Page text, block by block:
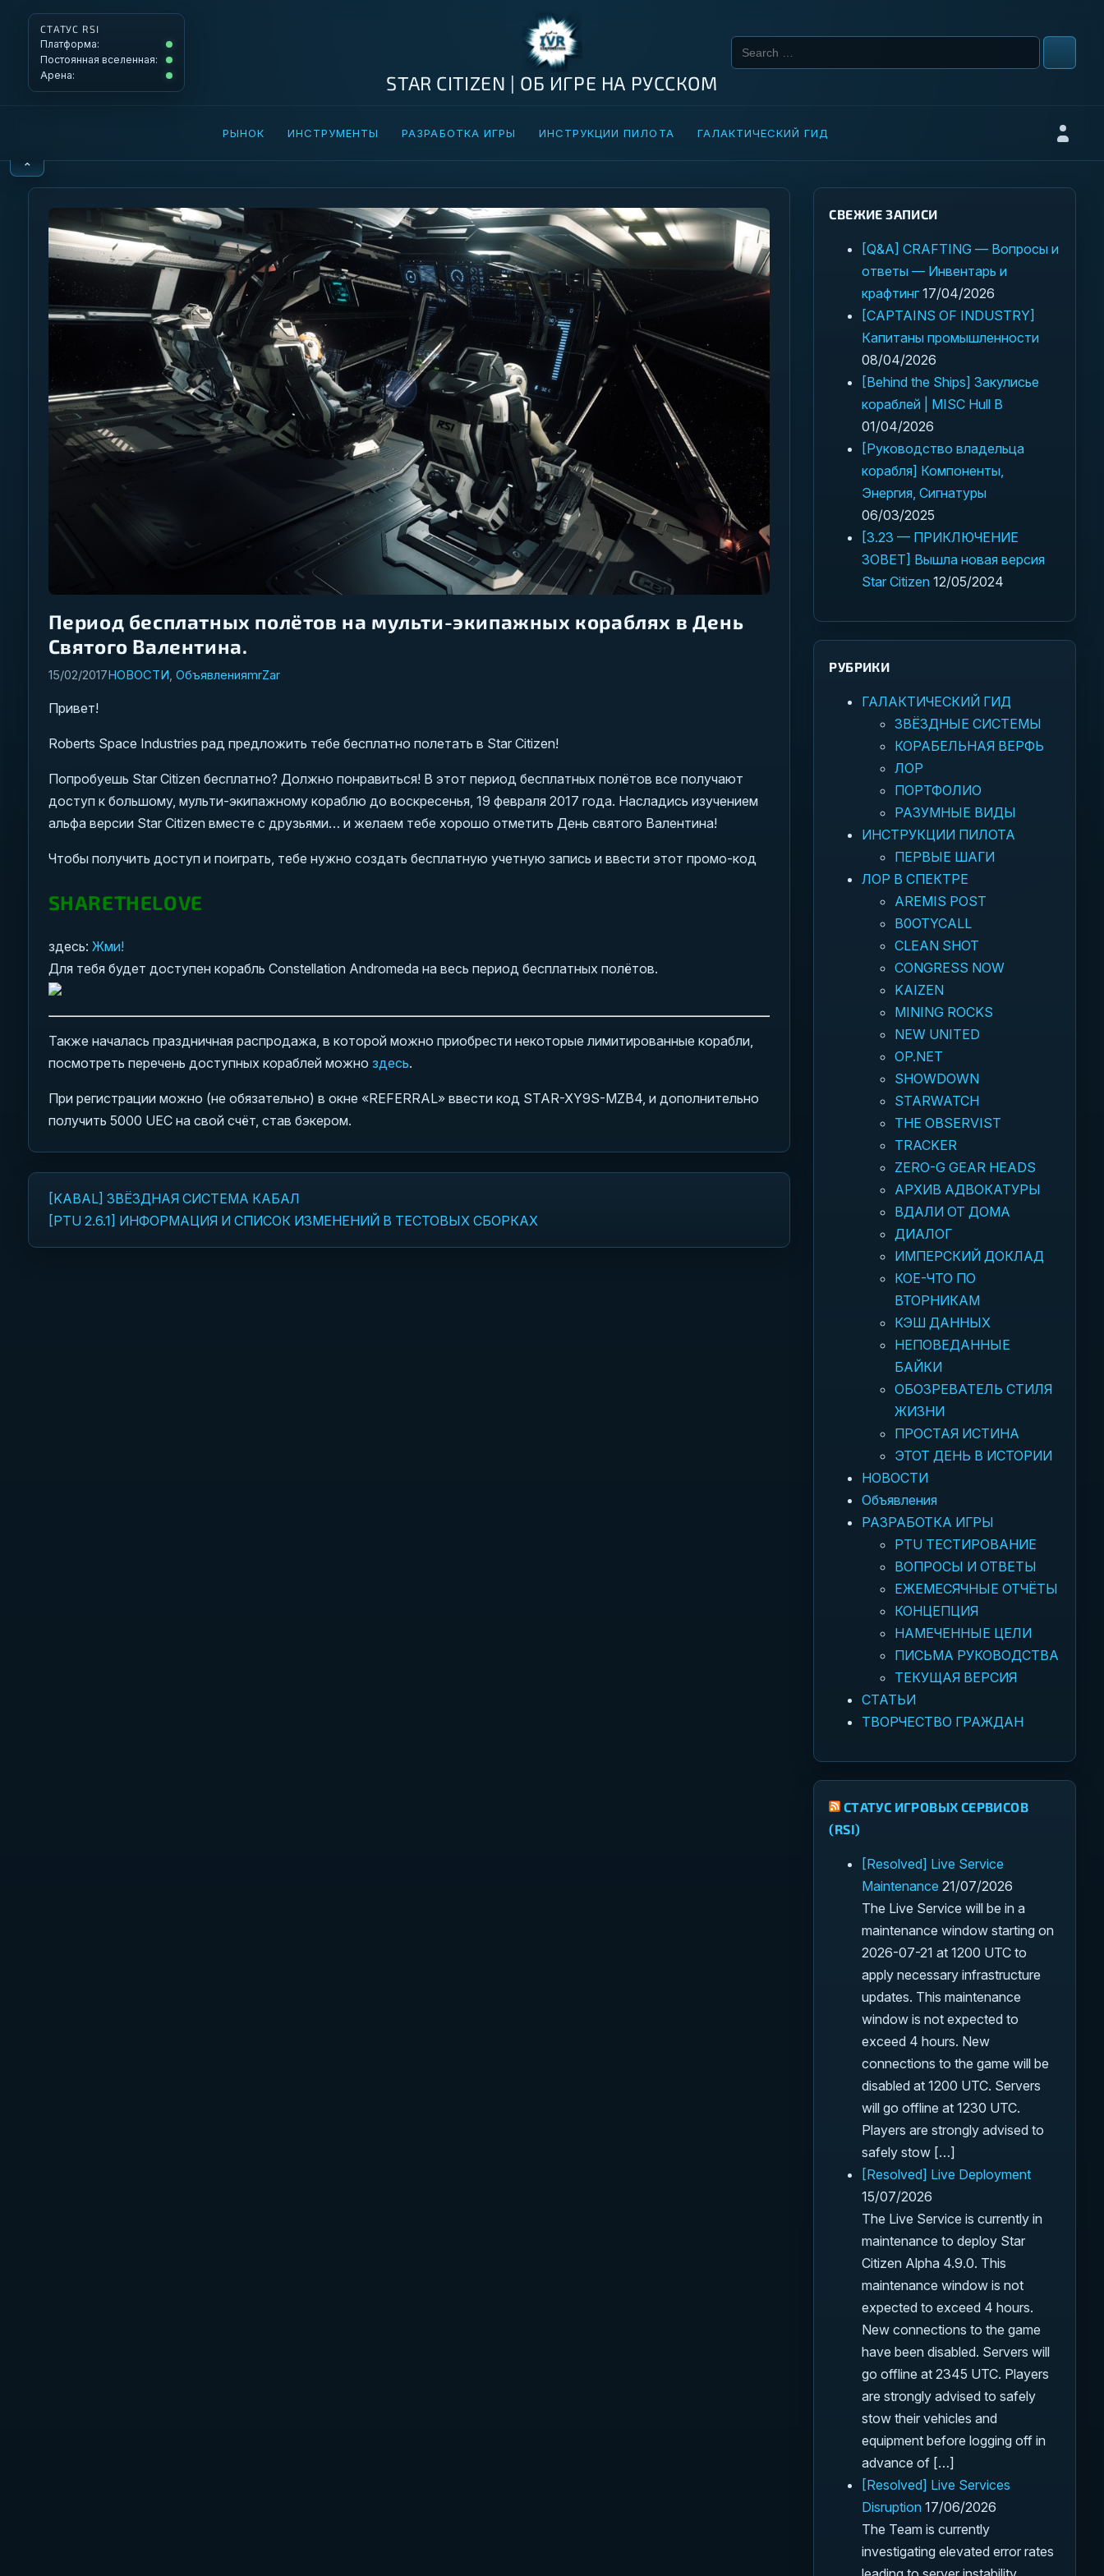
СТАТУС RSI
Платформа:
Платформа: Operational
Постоянная вселенная:
Постоянная вселенная: Operational
Арена:
Арена: Operational STAR CITIZEN | ОБ ИГРЕ НА РУССКОМ
Search for:
РЫНОК ИНСТРУМЕНТЫ РАЗРАБОТКА ИГРЫ ИНСТРУКЦИИ ПИЛОТА ГАЛАКТИЧЕСКИЙ ГИД Войти
⌃
Период бесплатных полётов на мульти-экипажных кораблях в День
Святого Валентина.
15/02/2017НОВОСТИ, ОбъявленияmrZar
Привет!
Roberts Space Industries рад предложить тебе бесплатно полетать в Star Citizen!
Попробуешь Star Citizen бесплатно? Должно понравиться! В этот период бесплатных полётов все получают
доступ к большому, мульти-экипажному кораблю до воскресенья, 19 февраля 2017 года. Насладись изучением
альфа версии Star Citizen вместе с друзьями… и желаем тебе хорошо отметить День святого Валентина!
Чтобы получить доступ и поиграть, тебе нужно создать бесплатную учетную запись и ввести этот промо-код
SHARETHELOVE
здесь: Жми!
Для тебя будет доступен корабль Constellation Andromeda на весь период бесплатных полётов.
Также началась праздничная распродажа, в которой можно приобрести некоторые лимитированные корабли,
посмотреть перечень доступных кораблей можно здесь.
При регистрации можно (не обязательно) в окне «REFERRAL» ввести код STAR-XY9S-MZB4, и дополнительно
получить 5000 UEC на свой счёт, став бэкером.
Навигация по записям
[KABAL] ЗВЁЗДНАЯ СИСТЕМА КАБАЛ
[PTU 2.6.1] ИНФОРМАЦИЯ И СПИСОК ИЗМЕНЕНИЙ В ТЕСТОВЫХ СБОРКАХ
СВЕЖИЕ ЗАПИСИ
[Q&A] CRAFTING — Вопросы и
ответы — Инвентарь и
крафтинг 17/04/2026
[CAPTAINS OF INDUSTRY]
Капитаны промышленности
08/04/2026
[Behind the Ships] Закулисье
кораблей | MISC Hull B
01/04/2026
[Руководство владельца
корабля] Компоненты,
Энергия, Сигнатуры
06/03/2025
[3.23 — ПРИКЛЮЧЕНИЕ
ЗОВЕТ] Вышла новая версия
Star Citizen 12/05/2024
РУБРИКИ
ГАЛАКТИЧЕСКИЙ ГИД
ЗВЁЗДНЫЕ СИСТЕМЫ
КОРАБЕЛЬНАЯ ВЕРФЬ
ЛОР
ПОРТФОЛИО
РАЗУМНЫЕ ВИДЫ
ИНСТРУКЦИИ ПИЛОТА
ПЕРВЫЕ ШАГИ
ЛОР В СПЕКТРЕ
AREMIS POST
B0OTYCALL
CLEAN SHOT
CONGRESS NOW
KAIZEN
MINING ROCKS
NEW UNITED
OP.NET
SHOWDOWN
STARWATCH
THE OBSERVIST
TRACKER
ZERO-G GEAR HEADS
АРХИВ АДВОКАТУРЫ
ВДАЛИ ОТ ДОМА
ДИАЛОГ
ИМПЕРСКИЙ ДОКЛАД
КОЕ-ЧТО ПО
ВТОРНИКАМ
КЭШ ДАННЫХ
НЕПОВЕДАННЫЕ
БАЙКИ
ОБОЗРЕВАТЕЛЬ СТИЛЯ
ЖИЗНИ
ПРОСТАЯ ИСТИНА
ЭТОТ ДЕНЬ В ИСТОРИИ
НОВОСТИ
Объявления
РАЗРАБОТКА ИГРЫ
PTU ТЕСТИРОВАНИЕ
ВОПРОСЫ И ОТВЕТЫ
ЕЖЕМЕСЯЧНЫЕ ОТЧЁТЫ
КОНЦЕПЦИЯ
НАМЕЧЕННЫЕ ЦЕЛИ
ПИСЬМА РУКОВОДСТВА
ТЕКУЩАЯ ВЕРСИЯ
СТАТЬИ
ТВОРЧЕСТВО ГРАЖДАН
СТАТУС ИГРОВЫХ СЕРВИСОВ
(RSI)
[Resolved] Live Service
Maintenance 21/07/2026
The Live Service will be in a
maintenance window starting on
2026-07-21 at 1200 UTC to
apply necessary infrastructure
updates. This maintenance
window is not expected to
exceed 4 hours. New
connections to the game will be
disabled at 1200 UTC. Servers
will go offline at 1230 UTC.
Players are strongly advised to
safely stow […]
[Resolved] Live Deployment
15/07/2026
The Live Service is currently in
maintenance to deploy Star
Citizen Alpha 4.9.0. This
maintenance window is not
expected to exceed 4 hours.
New connections to the game
have been disabled. Servers will
go offline at 2345 UTC. Players
are strongly advised to safely
stow their vehicles and
equipment before logging off in
advance of […]
[Resolved] Live Services
Disruption 17/06/2026
The Team is currently
investigating elevated error rates